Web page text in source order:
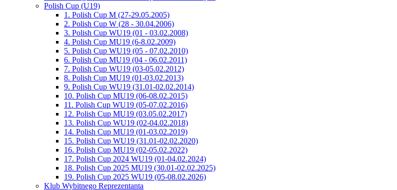
Polish Cup (U19)
1. Polish Cup M (27-29.05.2005)
2. Polish Cup W (28 - 30.04.2006)
3. Polish Cup WU19 (01 - 03.02.2008)
4. Polish Cup MU19 (6-8.02.2009)
5. Polish Cup WU19 (05 - 07.02.2010)
6. Polish Cup MU19 (04 - 06.02.2011)
7. Polish Cup WU19 (03-05.02.2012)
8. Polish Cup MU19 (01-03.02.2013)
9. Polish Cup WU19 (31.01-02.02.2014)
10. Polish Cup MU19 (06-08.02.2015)
11. Polish Cup WU19 (05-07.02.2016)
12. Polish Cup MU19 (03.05.02.2017)
13. Polish Cup WU19 (02-04.02.2018)
14. Polish Cup MU19 (01-03.02.2019)
15. Polish Cup WU19 (31.01-02.02.2020)
16. Polish Cup MU19 (02-05.02.2022)
17. Polish Cup 2024 WU19 (01-04.02.2024)
18. Polish Cup 2025 MU19 (30.01-02.02.2025)
19. Polish Cup 2025 WU19 (05-08.02.2026)
Klub Wybitnego Reprezentanta